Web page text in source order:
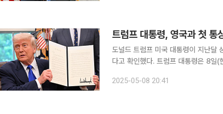
트럼프 대통령, 영국과 첫 통
도널드 트럼프 미국 대통령이 지난달
다고 확인했다. 트럼프 대통령은 8일(현지시간) 트루스소셜에서 "오전 10시 백악관 집무실에서 기
2025-05-08 20:41